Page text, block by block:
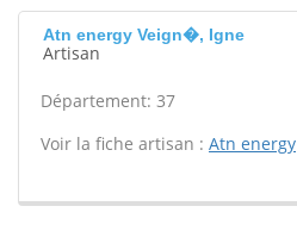
Atn energy Veign�, Igne
Artisan
Département: 37
Voir la fiche artisan : Atn energy